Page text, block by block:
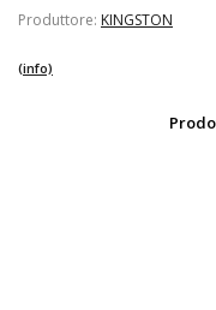
Produttore: KINGSTON
(info)